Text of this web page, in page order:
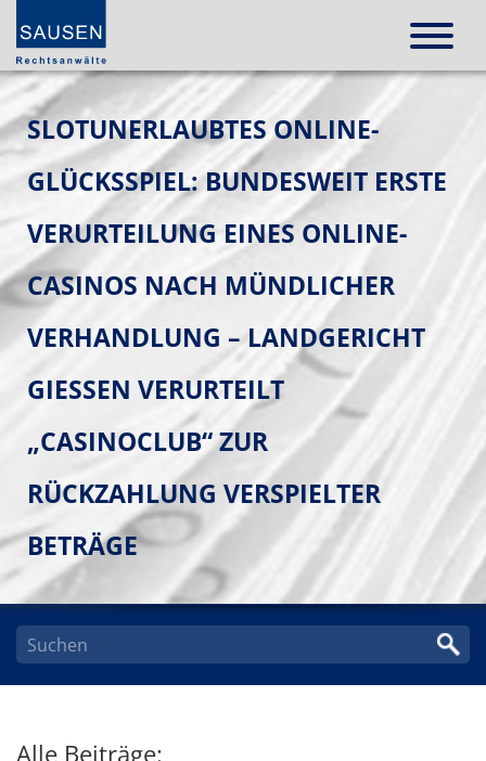
SLOTUNERLAUBTES ONLINE-
GLÜCKSSPIEL: BUNDESWEIT ERSTE
VERURTEILUNG EINES ONLINE-
CASINOS NACH MÜNDLICHER
VERHANDLUNG – LANDGERICHT
GIESSEN VERURTEILT „
CASINOCLUB“ ZUR R
ÜCKZAHLUNG VERSPIELTER B
ETRÄGE
Alle Beiträge: